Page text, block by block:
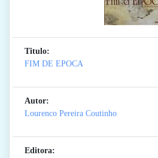
Titulo:
FIM DE EPOCA
Autor:
Lourenco Pereira Coutinho
Editora: